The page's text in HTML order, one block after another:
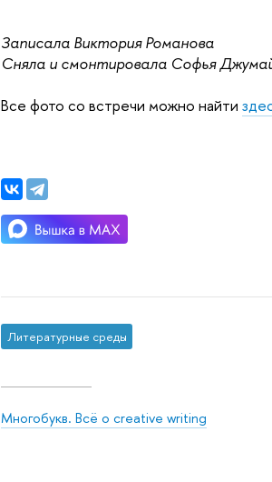
Записала Виктория Романова
Сняла и смонтировала Софья
Все фото со встречи можно найти
Литературные среды
Многобукв. Всё о creative writing